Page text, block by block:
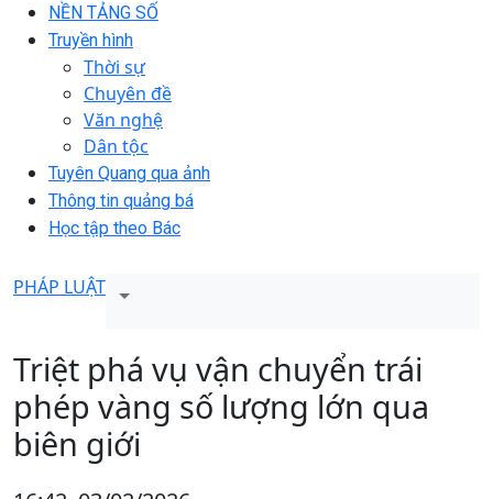
NỀN TẢNG SỐ
Truyền hình
Thời sự
Chuyên đề
Văn nghệ
Dân tộc
Tuyên Quang qua ảnh
Thông tin quảng bá
Học tập theo Bác
PHÁP LUẬT
Triệt phá vụ vận chuyển trái
phép vàng số lượng lớn qua
biên giới